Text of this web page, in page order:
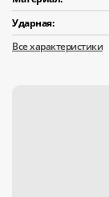
Ударная:
Все характеристики